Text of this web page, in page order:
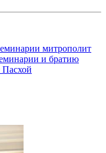
митрополит
и братию